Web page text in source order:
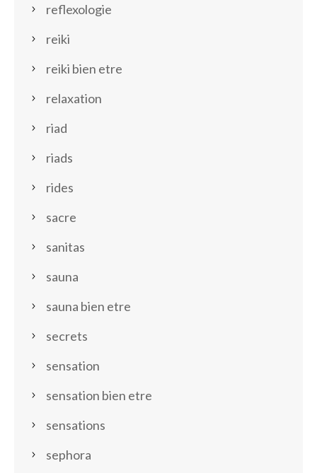
reflexologie
reiki
reiki bien etre
relaxation
riad
riads
rides
sacre
sanitas
sauna
sauna bien etre
secrets
sensation
sensation bien etre
sensations
sephora